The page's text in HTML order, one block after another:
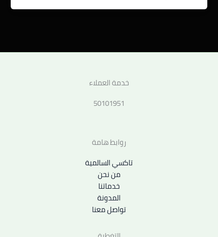
خدمة العملاء
50101951
روابط هامة
تاكسي السالمية
من نحن
خدماتنا
المدونة
تواصل معنا